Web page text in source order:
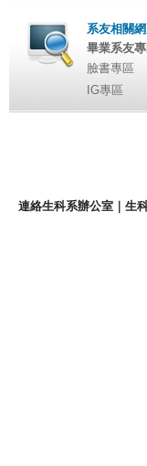
系友相關
畢業系友
臉書專區
IG專區
連絡生科系辦公室 ｜ 生